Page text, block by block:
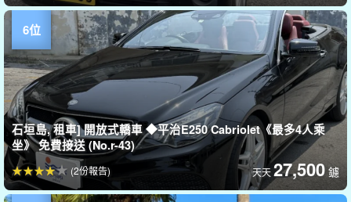
石垣島, 租車] 開放式轎車 ◆平治E250 Cabriolet《最多4人乘
坐》 免費接送 (No.r-43)
天天27,500 鑢
(2份報告)